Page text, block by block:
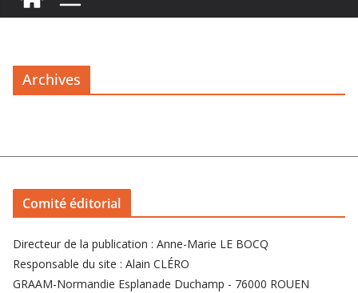
Archives
Comité éditorial
Directeur de la publication : Anne-Marie LE BOCQ
Responsable du site : Alain CLÉRO
GRAAM-Normandie Esplanade Duchamp - 76000 ROUEN